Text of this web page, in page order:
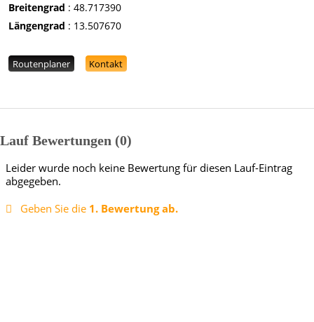
Breitengrad : 48.717390
Längengrad : 13.507670
Routenplaner Kontakt
Lauf Bewertungen 0
Leider wurde noch keine Bewertung für diesen Lauf-Eintrag
abgegeben.
Geben Sie die 1. Bewertung ab.